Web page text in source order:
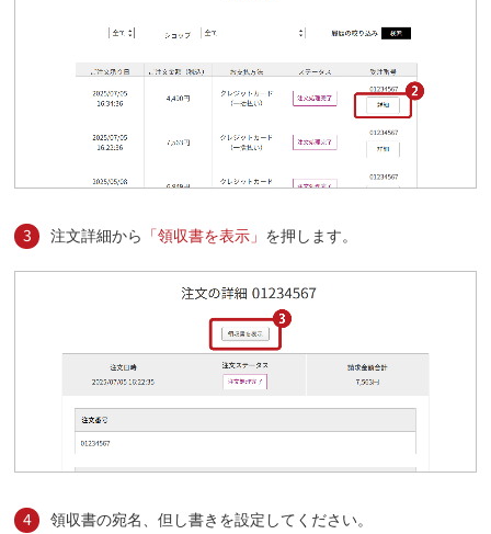
3 注文詳細から 「領収書を表示」 を押します。
4
領収書の宛名、但し書きを設定してください。